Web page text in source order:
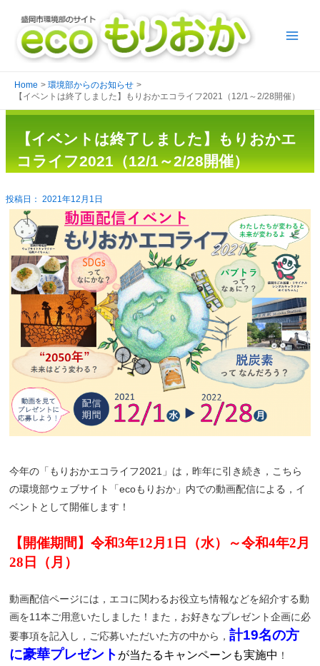
Home
環境部からのお知らせ
【イベントは終了しました】もりおかエコライフ2021（12/1～2/28開催）
【イベントは終了しました】もりおかエ
コライフ2021（12/1～2/28開催）
2021年12月1日
今年の「もりおかエコライフ2021」は，昨年に引き続き，こちら
の環境部ウェブサイト「ecoもりおか」内での動画配信による，イ
ベントとして開催します！
【開催期間】令和3年12月1日（水）～令和4年2月
28日（月）
動画配信ページには，エコに関わるお役立ち情報などを紹介する動
画を11本ご用意いたしました！また，お好きなプレゼント企画に必
要事項を記入し，ご応募いただいた方の中から， 計19名の方
に豪華プレゼント が当たるキャンペーンも実施中 ！